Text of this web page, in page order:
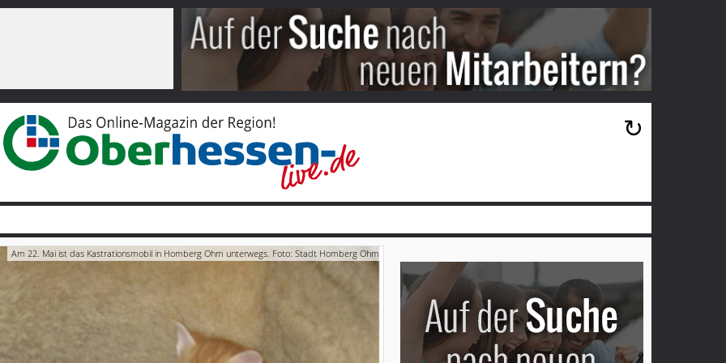
↻
Am 22. Mai ist das Kastrationsmobil in Homberg Ohm unterwegs. Foto: Stadt Homberg Ohm